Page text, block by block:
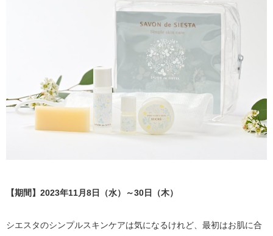
【期間】2023年11月8日（水）～30日（木）
シエスタのシンプルスキンケアは気になるけれど、最初はお肌に合